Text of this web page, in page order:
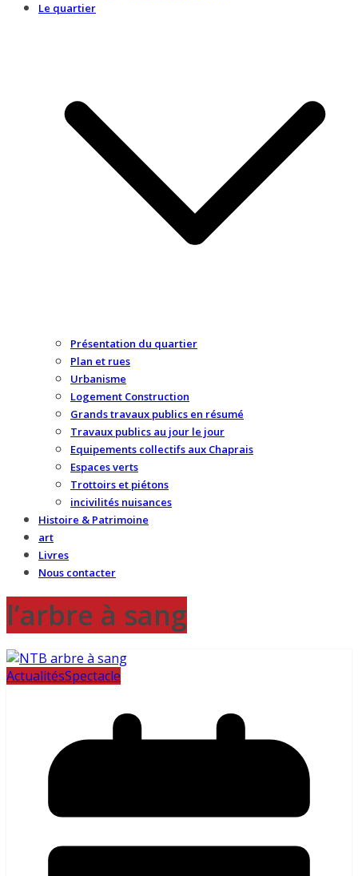
Le quartier
Présentation du quartier
Plan et rues
Urbanisme
Logement Construction
Grands travaux publics en résumé
Travaux publics au jour le jour
Equipements collectifs aux Chaprais
Espaces verts
Trottoirs et piétons
incivilités nuisances
Histoire & Patrimoine
art
Livres
Nous contacter
l’arbre à sang
ActualitésSpectacle